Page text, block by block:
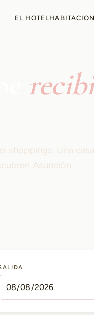
EL HOTEL
shoppings. Una casa
Asunción.